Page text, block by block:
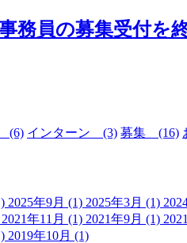
務員の募集受付を
(6) インターン (3) 募集 (16)
2025年9月 (1) 2025年3月 (1)
2021年11月 (1) 2021年9月 (1)
2019年10月 (1)